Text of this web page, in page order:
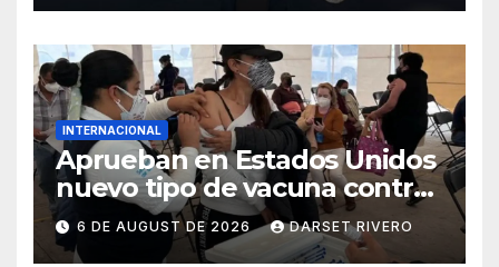
INTERNACIONAL
Aprueban en Estados Unidos
nuevo tipo de vacuna contra
la gripe
6 DE AUGUST DE 2026 DARSET RIVERO